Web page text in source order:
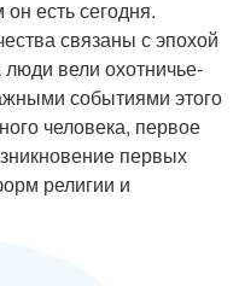
есть сегодня.
связаны с эпохой
люди вели охотничье-
событиями этого
человека, первое
первых
религии и